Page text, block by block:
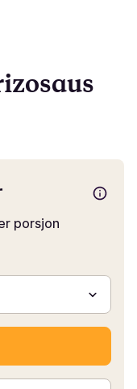
porsjon